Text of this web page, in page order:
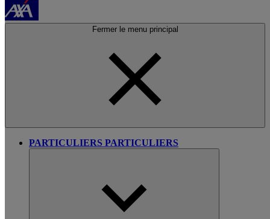
Fermer le menu principal
PARTICULIERS PARTICULIERS